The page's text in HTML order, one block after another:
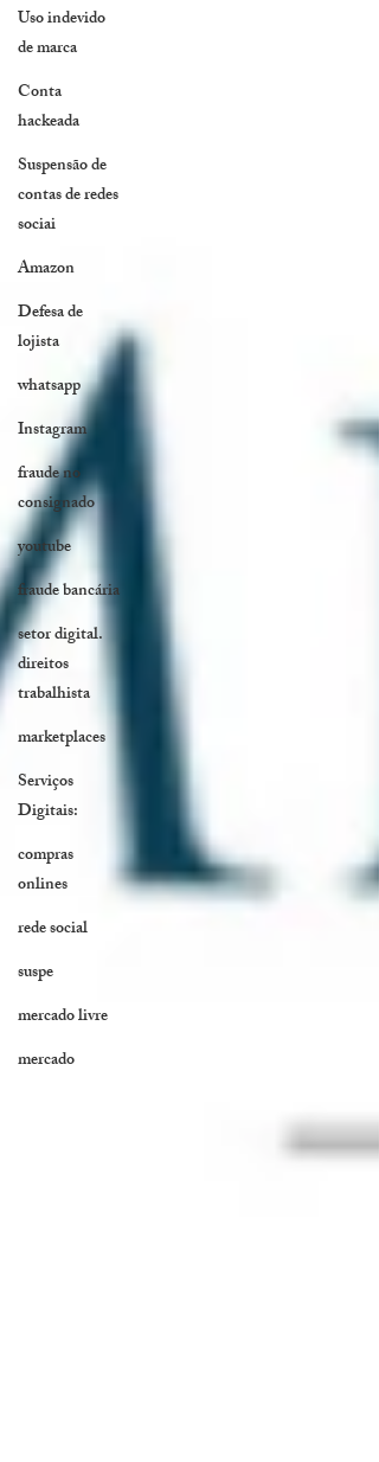
Uso indevido
de marca
Conta
hackeada
Suspensão de
contas de redes
sociai
Amazon
Defesa de
lojista
whatsapp
Instagram
fraude no
consignado
youtube
fraude bancária
setor digital.
direitos
trabalhista
marketplaces
Serviços
Digitais:
compras
onlines
rede social
suspe
mercado livre
mercado